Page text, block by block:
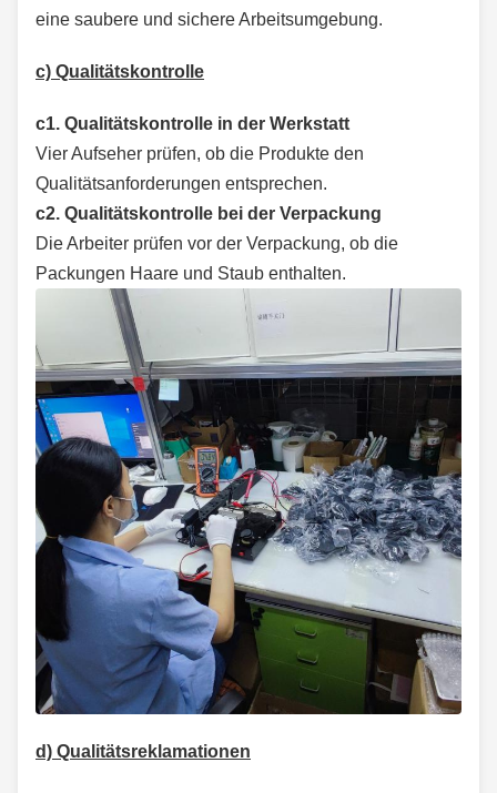
eine saubere und sichere Arbeitsumgebung.
c) Qualitätskontrolle
c1. Qualitätskontrolle in der Werkstatt
Vier Aufseher prüfen, ob die Produkte den
Qualitätsanforderungen entsprechen.
c2. Qualitätskontrolle bei der Verpackung
Die Arbeiter prüfen vor der Verpackung, ob die
Packungen Haare und Staub enthalten.
d) Qualitätsreklamationen